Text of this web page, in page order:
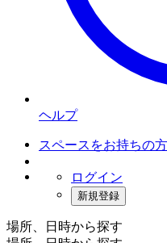
ヘルプ
スペースをお持ちの方
ログイン
新規登録
場所、日時から探す